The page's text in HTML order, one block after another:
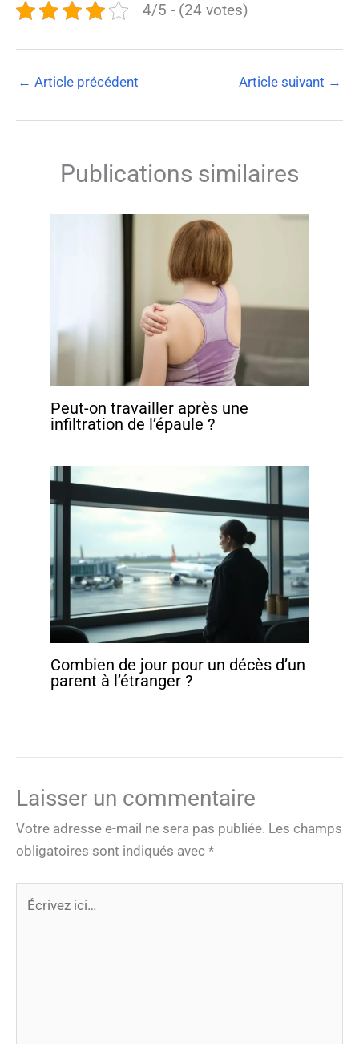
4/5 - (24 votes)
← Article précédent Article suivant →
Publications similaires
Peut-on travailler après une
infiltration de l’épaule ?
Combien de jour pour un décès d’un
parent à l’étranger ?
Laisser un commentaire
Votre adresse e-mail ne sera pas publiée. Les champs
obligatoires sont indiqués avec *
ici…